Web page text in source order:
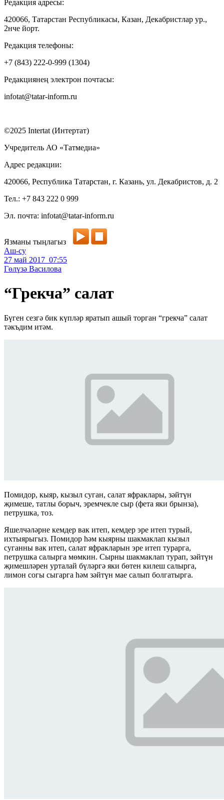
Редакция адресы:
420066, Татарстан Республикасы, Казан, Декабристлар ур.,
2нче йорт.
Редакция телефоны:
+7 (843) 222-0-999 (1304)
Редакциянең электрон почтасы:
infotat@tatar-inform.ru
©2025 Intertat (Интертат)
Учредитель АО «Татмедиа»
Адрес редакции:
420066, Республика Татарстан, г. Казань, ул. Декабристов, д. 2
Тел.: +7 843 222 0 999
Эл. почта: infotat@tatar-inform.ru
Язманы тыңлагыз
Аш-су
27 май 2017 07:55
Гөлүзә Василова
“Грекча” салат
Бүген сезгә бик күпләр яратып ашый торган “грекча” салат
тәкъдим итәм.
Помидор, кыяр, кызыл суган, салат яфраклары, зәйтүн
җимеше, татлы борыч, эремчекле сыр (фета яки брынза),
петрушка, тоз.
Яшелчәләрне кемдер вак итеп, кемдер эре итеп турый,
ихтыярыгыз. Помидор һәм кыярны шакмаклап кызыл
суганны вак итеп, салат яфракларын эре итеп турарга,
петрушка салырга мөмкин. Сырны шакмаклап турап, зәйтүн
җимешләрен урталай бүләргә яки бөтен килеш салырга,
лимон согы сыгарга һәм зәйтүн мае салып болгатырга.